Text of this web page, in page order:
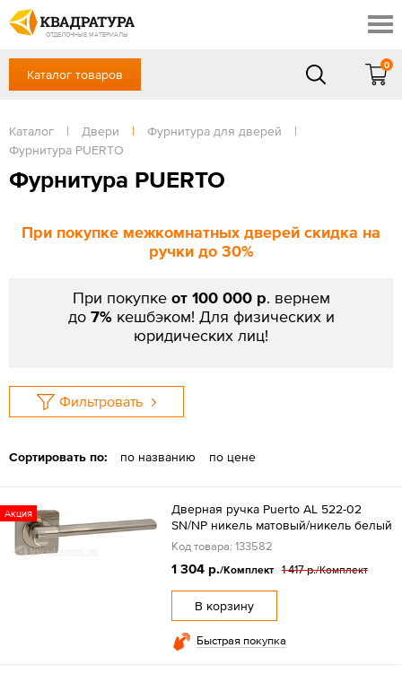
ОТДЕЛОЧНЫЕ МАТЕРИАЛЫ
Профи
Доставка и оплата
Готовые решения
Акции
Отзывы
+7 (391) 222-30-37
Сб, Вс — выходной
ЗАКАЗАТЬ ЗВОНОК
Вход / Регистрация
Каталог товаров
0
Каталог | Двери | Фурнитура для дверей
|
Фурнитура PUERTO
Фурнитура PUERTO
При покупке межкомнатных дверей скидка на
ручки до 30%
При покупке от 100 000 р. вернем
до 7% кешбэком! Для физических и
юридических лиц!
Фильтровать
Сортировать по: по названию по цене
Акция
Дверная ручка Puerto AL 522-02
SN/NP никель матовый/никель белый
Код товара: 133582
1 304 р./Комплект 1 417 р./Комплект
В корзину
Быстрая покупка